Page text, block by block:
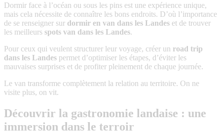
Dormir face à l’océan ou sous les pins est une expérience unique,
mais cela nécessite de connaître les bons endroits. D’où l’importance
de se renseigner sur dormir en van dans les Landes et de trouver
les meilleurs spots van dans les Landes.
Pour ceux qui veulent structurer leur voyage, créer un road trip
dans les Landes permet d’optimiser les étapes, d’éviter les
mauvaises surprises et de profiter pleinement de chaque journée.
Le van transforme complètement la relation au territoire. On ne
visite plus, on vit.
Découvrir la gastronomie landaise : une
immersion dans le terroir